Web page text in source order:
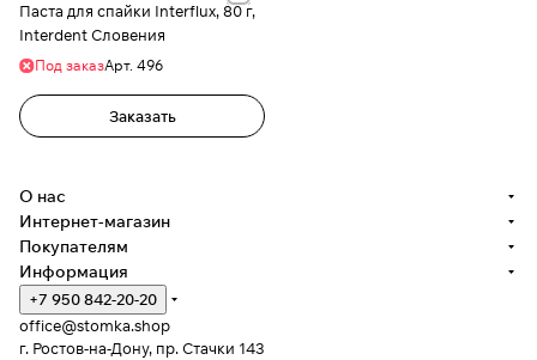
Паста для спайки Interflux, 80 г,
Interdent Словения
Под заказАрт. 496
Заказать
О нас
Интернет-магазин
Покупателям
Информация
+7 950 842-20-20
office@stomka.shop
г. Ростов-на-Дону, пр. Стачки 143